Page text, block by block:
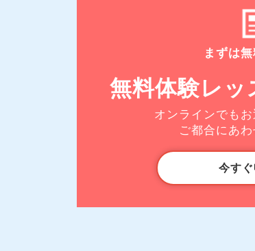
まずは
無料体験レ
オンラインでも
ご都合にあ
今す